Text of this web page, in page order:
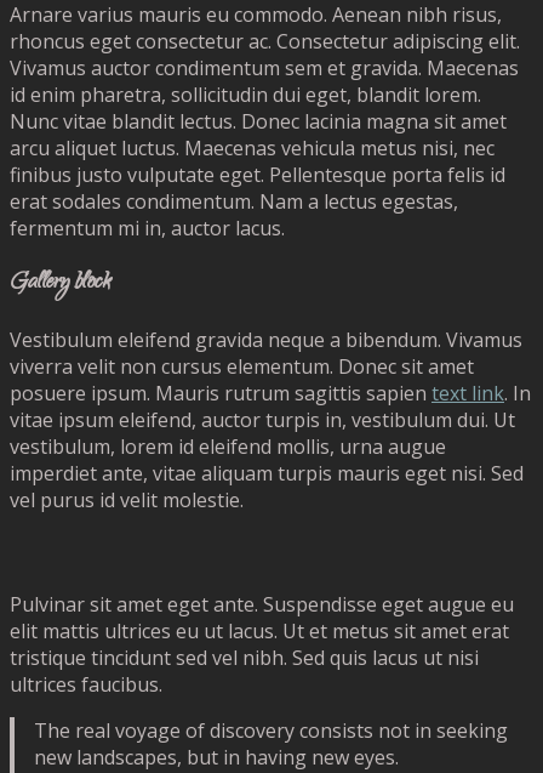
Arnare varius mauris eu commodo. Aenean nibh risus,
rhoncus eget consectetur ac. Consectetur adipiscing elit.
Vivamus auctor condimentum sem et gravida. Maecenas
id enim pharetra, sollicitudin dui eget, blandit lorem.
Nunc vitae blandit lectus. Donec lacinia magna sit amet
arcu aliquet luctus. Maecenas vehicula metus nisi, nec
finibus justo vulputate eget. Pellentesque porta felis id
erat sodales condimentum. Nam a lectus egestas,
fermentum mi in, auctor lacus.
Gallery block
Vestibulum eleifend gravida neque a bibendum. Vivamus
viverra velit non cursus elementum. Donec sit amet
posuere ipsum. Mauris rutrum sagittis sapien text link. In
vitae ipsum eleifend, auctor turpis in, vestibulum dui. Ut
vestibulum, lorem id eleifend mollis, urna augue
imperdiet ante, vitae aliquam turpis mauris eget nisi. Sed
vel purus id velit molestie.
Pulvinar sit amet eget ante. Suspendisse eget augue eu
elit mattis ultrices eu ut lacus. Ut et metus sit amet erat
tristique tincidunt sed vel nibh. Sed quis lacus ut nisi
ultrices faucibus.
The real voyage of discovery consists not in seeking
new landscapes, but in having new eyes.